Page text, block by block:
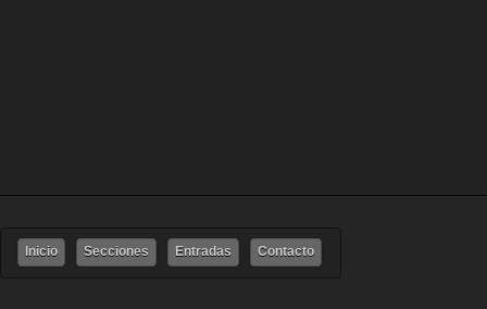
Inicio Secciones Entradas Contacto